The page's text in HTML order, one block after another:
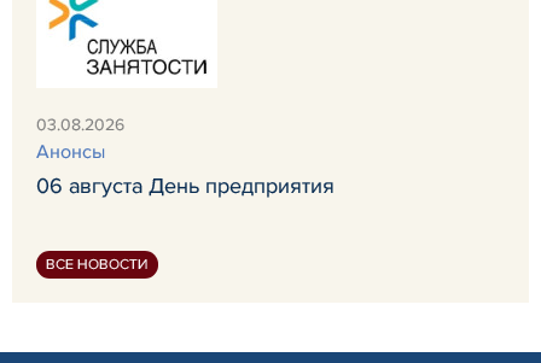
03.08.2026
Анонсы
06 августа День предприятия
ВСЕ НОВОСТИ